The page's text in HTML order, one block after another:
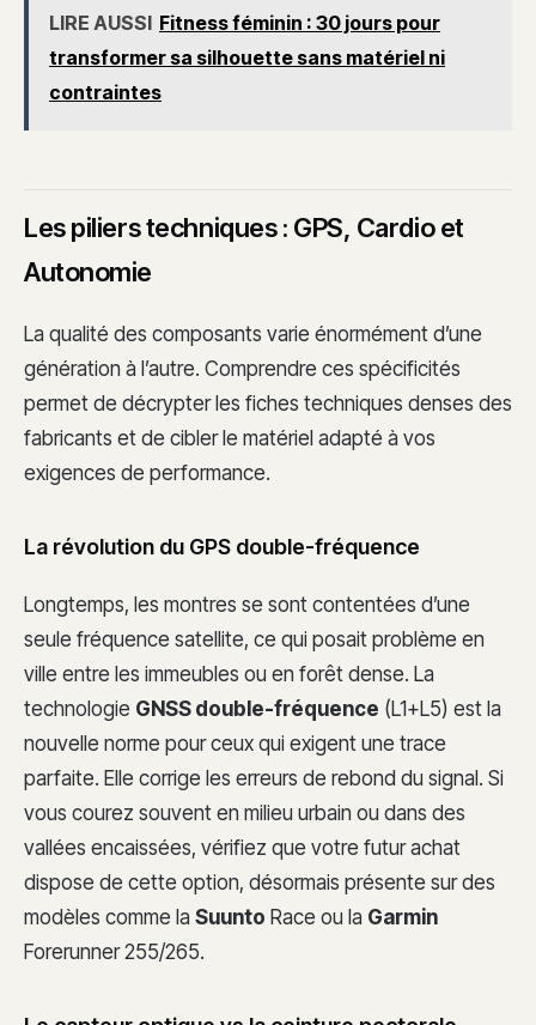
LIRE AUSSI Fitness féminin : 30 jours pour
transformer sa silhouette sans matériel ni
contraintes
Les piliers techniques : GPS, Cardio et
Autonomie
La qualité des composants varie énormément d’une
génération à l’autre. Comprendre ces spécificités
permet de décrypter les fiches techniques denses des
fabricants et de cibler le matériel adapté à vos
exigences de performance.
La révolution du GPS double-fréquence
Longtemps, les montres se sont contentées d’une
seule fréquence satellite, ce qui posait problème en
ville entre les immeubles ou en forêt dense. La
technologie GNSS double-fréquence (L1+L5) est la
nouvelle norme pour ceux qui exigent une trace
parfaite. Elle corrige les erreurs de rebond du signal. Si
vous courez souvent en milieu urbain ou dans des
vallées encaissées, vérifiez que votre futur achat
dispose de cette option, désormais présente sur des
modèles comme la Suunto Race ou la Garmin
Forerunner 255/265.